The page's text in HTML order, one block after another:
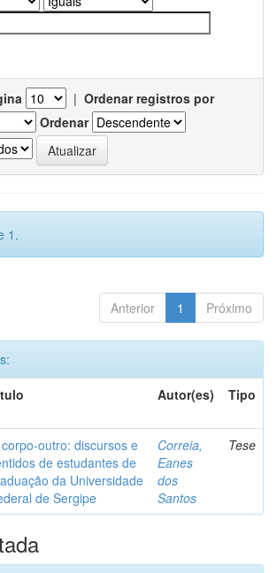
| Ordenar registros por
Ordenar
1.
Anterior 1 Próximo
Autor(es) Tipo
outro: discursos e
de estudantes de
da Universidade
de Sergipe
Correia,
Eanes
dos
Santos
Tese